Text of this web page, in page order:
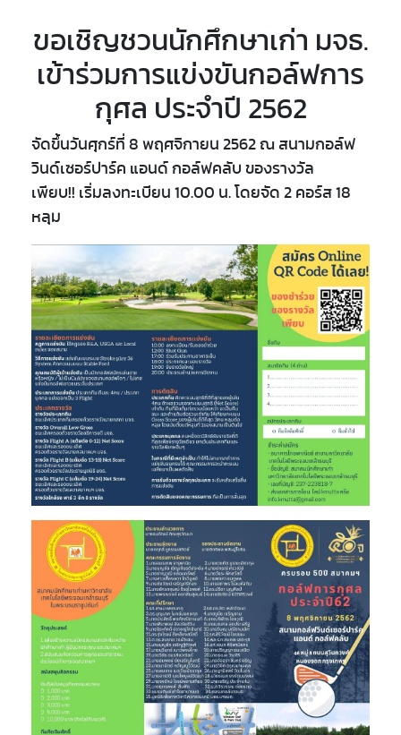
ขอเชิญชวนนักศึกษาเก่า มจธ.
เข้าร่วมการแข่งขันกอล์ฟการ
กุศล ประจำปี 2562
จัดขึ้นวันศุกร์ที่ 8 พฤศจิกายน 2562 ณ สนามกอล์ฟ
วินด์เซอร์ปาร์ค แอนด์ กอล์ฟคลับ ของรางวัล
เพียบ!! เริ่มลงทะเบียน 10.00 น. โดยจัด 2 คอร์ส 18
หลุม